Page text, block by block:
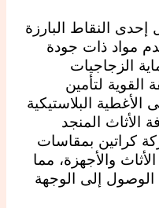
إحدى النقاط البارزة
مواد ذات جودة
الزجاجيات
القوية لتأمين
الأغطية البلاستيكية
الأثاث المنجد
كراتين بمقاسات
والأجهزة، مما
الوصول إلى الوجهة